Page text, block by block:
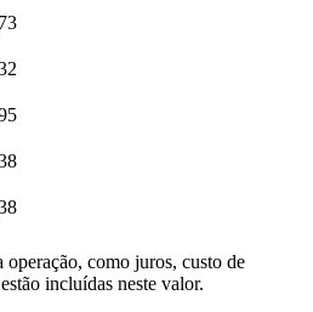
operação, como juros, custo de
incluídas neste valor.